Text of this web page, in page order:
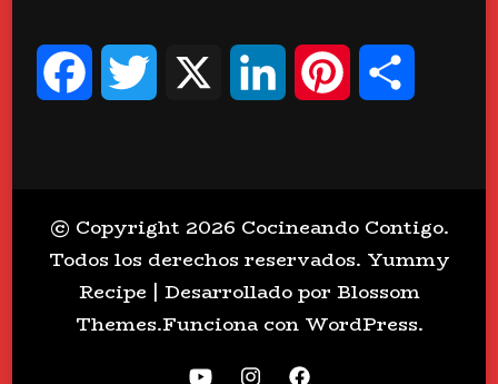
FacebookTwitter LinkedInPinterest
© Copyright 2026 Cocineando Contigo.
Todos los derechos reservados. Yummy
Recipe | Desarrollado por Blossom
Themes.Funciona con WordPress.